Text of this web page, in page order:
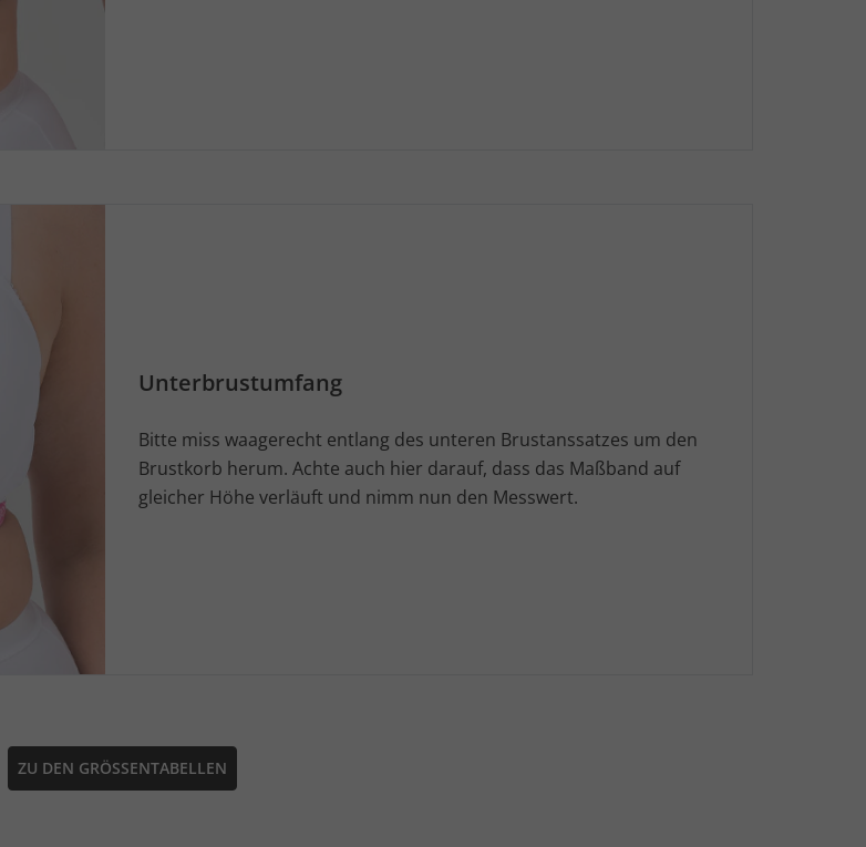
Unterbrustumfang
Bitte miss waagerecht entlang des unteren Brustanssatzes um den
Brustkorb herum. Achte auch hier darauf, dass das Maßband auf
gleicher Höhe verläuft und nimm nun den Messwert.
ZU DEN GRÖSSENTABELLEN